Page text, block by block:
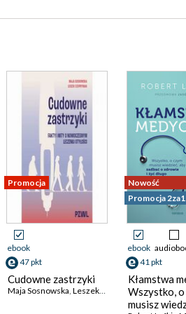
Promocja
ebook
47 pkt
Cudowne zastrzyki
Maja Sosnowska,Leszek Czupryniak
Nowość
Promocja 2za1
ebook
41 pkt
Kłamstwa
Wszystko, o
musisz